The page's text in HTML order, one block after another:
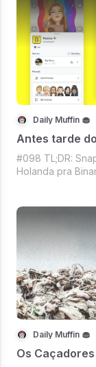
Daily Muffin 🧁
Antes tarde
#098 TL;DR:
Holanda pra
mais.
Daily Muffin 🧁
Os